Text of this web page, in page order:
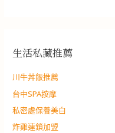
生活私藏推薦
川牛丼飯推薦
台中SPA按摩
私密處保養美白
炸雞連鎖加盟